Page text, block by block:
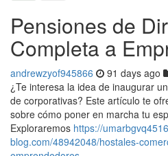
Pensiones de
Completa a
andrewzyof945866 91 days ago
¿Te interesa la idea de inaugurar
de corporativas? Este artículo te
sobre cómo poner en marcha tu
Exploraremos https://
blog.com/48942048/hostales-